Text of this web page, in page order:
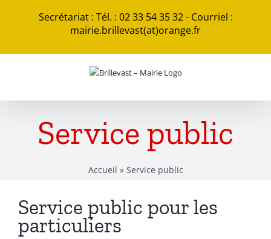
Secrétariat : Tél. : 02 33 54 35 32 - Courriel :
mairie.brillevast(at)orange.fr
Service public
Accueil » Service public
Service public pour les
particuliers